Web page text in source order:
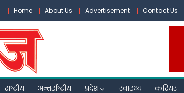
Home About Us Advertisement Contact Us
राष्ट्रीय अन्तर्राष्ट्रीय प्रदेश स्वास्थ्य करियर